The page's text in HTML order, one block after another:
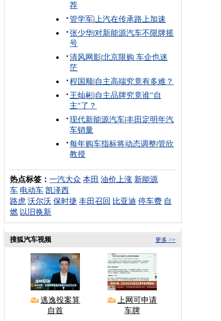
荐
管学军| 上汽在传承路上加速
张少华|对新能源汽车不限牌摇
号
清风网影|北京限购 车企也迷
茫
程国顺|自主高端究竟有多难？
王灿彬|自主品牌究竟谁"自
主"了？
现代新能源汽车|丰田定明年汽
车销量
每年购车指标将动态调整|管欣
教授
热点标签：一汽大众 本田 油价上涨 新能源
车 电动车 凯泽西
路虎 沃尔沃 保时捷 丰田召回 比亚迪 停车费 自
燃 以旧换新
更多 >>
搜狐汽车视频
逃逸投案算
自首
上网可申请
车牌